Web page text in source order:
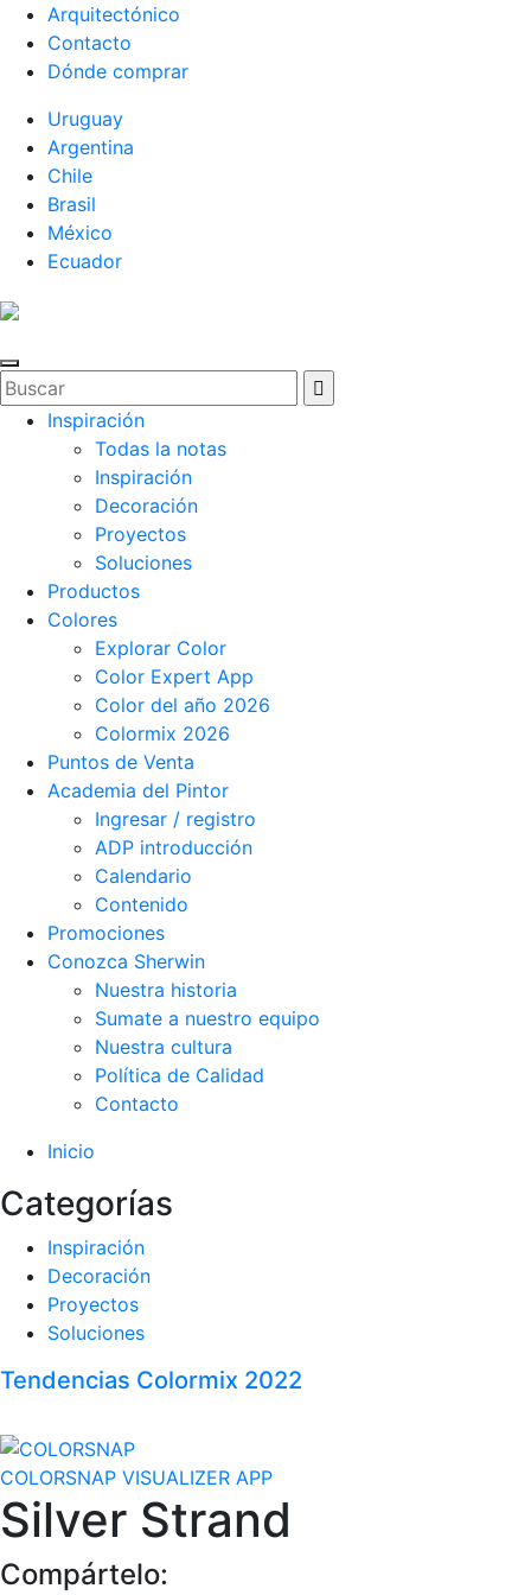
Arquitectónico
Contacto
Dónde comprar
Uruguay
Argentina
Chile
Brasil
México
Ecuador
Inspiración
Todas la notas
Inspiración
Decoración
Proyectos
Soluciones
Productos
Colores
Explorar Color
Color Expert App
Color del año 2026
Colormix 2026
Puntos de Venta
Academia del Pintor
Ingresar / registro
ADP introducción
Calendario
Contenido
Promociones
Conozca Sherwin
Nuestra historia
Sumate a nuestro equipo
Nuestra cultura
Política de Calidad
Contacto
Inicio
Categorías
Inspiración
Decoración
Proyectos
Soluciones
Tendencias Colormix 2022
COLORSNAP VISUALIZER APP
Silver Strand
Compártelo: